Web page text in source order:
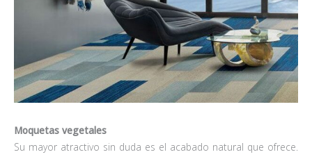
Moquetas vegetales
Su mayor atractivo sin duda es el acabado natural que ofrece.